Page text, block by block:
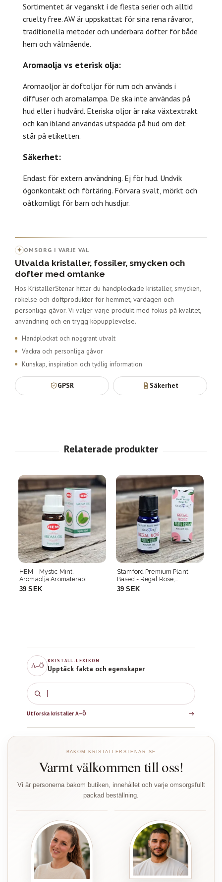
A–Ö
KRISTALL-LEXIKON
Upptäck fakta och egenskaper
Utforska kristaller A–Ö
BAKOM KRISTALLERSTENAR.SE
Varmt välkommen till oss!
Vi är personerna bakom butiken, innehållet och varje omsorgsfullt
packad beställning.
Sortimentet är veganskt i de flesta serier och alltid
cruelty free. AW är uppskattat för sina rena råvaror,
traditionella metoder och underbara dofter för både
hem och välmående.
Aromaolja vs eterisk olja:
Aromaoljor är doftoljor för rum och används i
diffuser och aromalampa. De ska inte användas på
hud eller i hudvård. Eteriska oljor är raka växtextrakt
och kan ibland användas utspädda på hud om det
står på etiketten.
Säkerhet:
Endast för extern användning. Ej för hud. Undvik
ögonkontakt och förtäring. Förvara svalt, mörkt och
oåtkomligt för barn och husdjur.
✦ OMSORG I VARJE VAL
Utvalda kristaller, fossiler, smycken och
dofter med omtanke
Hos KristallerStenar hittar du handplockade kristaller, smycken,
rökelse och doftprodukter för hemmet, vardagen och
personliga gåvor. Vi väljer varje produkt med fokus på kvalitet,
användning och en trygg köpupplevelse.
Handplockat och noggrant utvalt
Vackra och personliga gåvor
Kunskap, inspiration och tydlig information
GPSR Säkerhet
HEM - Mystic Mint,
Aromaolja Aromaterapi
39 SEK
Stamford Premium Plant
Based - Regal Rose,
Aromaolja Aromaterapi
39 SEK